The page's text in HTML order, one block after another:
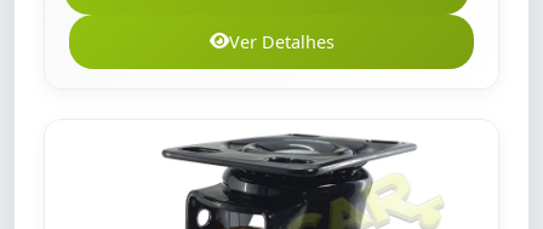
Ver Detalhes